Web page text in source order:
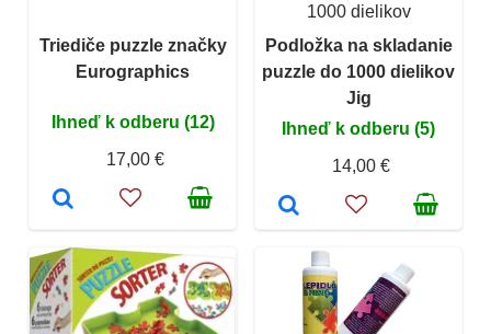
Triediče puzzle značky
Eurographics
Ihneď k odberu (12)
17,00 €
1000 dielikov
Podložka na skladanie
puzzle do 1000 dielikov
Jig
Ihneď k odberu (5)
14,00 €